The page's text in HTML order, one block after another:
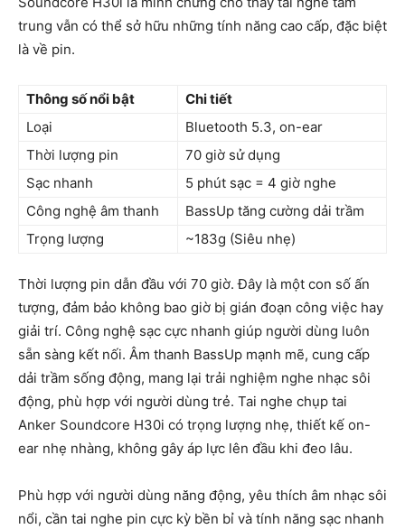
trung vẫn có thể sở hữu những tính năng cao cấp, đặc biệt
là về pin.
Thông số nổi bật
Chi tiết
Loại
Bluetooth 5.3, on-ear
Thời lượng pin
70 giờ sử dụng
Sạc nhanh
5 phút sạc = 4 giờ nghe
Công nghệ âm thanh
BassUp tăng cường dải trầm
Trọng lượng
~183g (Siêu nhẹ)
Thời lượng pin dẫn đầu với 70 giờ. Đây là một con số ấn
tượng, đảm bảo không bao giờ bị gián đoạn công việc hay
giải trí. Công nghệ sạc cực nhanh giúp người dùng luôn
sẵn sàng kết nối. Âm thanh BassUp mạnh mẽ, cung cấp
dải trầm sống động, mang lại trải nghiệm nghe nhạc sôi
động, phù hợp với người dùng trẻ. Tai nghe chụp tai
Anker Soundcore H30i có trọng lượng nhẹ, thiết kế on-
ear nhẹ nhàng, không gây áp lực lên đầu khi đeo lâu.
Phù hợp với người dùng năng động, yêu thích âm nhạc sôi
nổi, cần tai nghe pin cực kỳ bền bỉ và tính năng sạc nhanh